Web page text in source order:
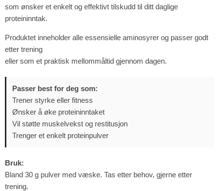
som ønsker et enkelt og effektivt tilskudd til ditt daglige
proteininntak.
Produktet inneholder alle essensielle aminosyrer og passer godt
etter trening
eller som et praktisk mellommåltid gjennom dagen.
Passer best for deg som:
Trener styrke eller fitness
Ønsker å øke proteininntaket
Vil støtte muskelvekst og restitusjon
Trenger et enkelt proteinpulver
Bruk:
Bland 30 g pulver med væske. Tas etter behov, gjerne etter
trening.